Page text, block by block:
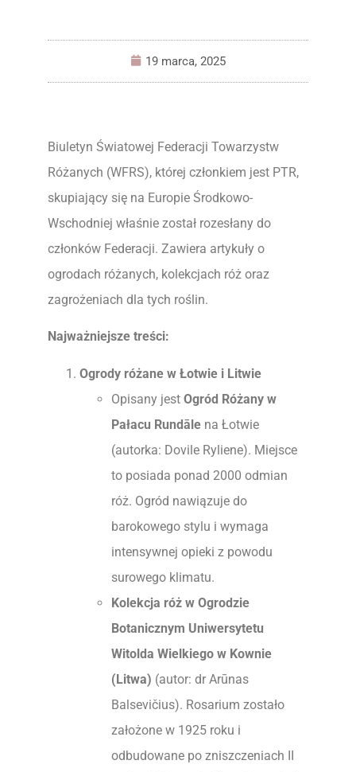
19 marca, 2025
Biuletyn Światowej Federacji Towarzystw
Różanych (WFRS), której członkiem jest PTR,
skupiający się na Europie Środkowo-
Wschodniej właśnie został rozesłany do
członków Federacji. Zawiera artykuły o
ogrodach różanych, kolekcjach róż oraz
zagrożeniach dla tych roślin.
Najważniejsze treści:
Ogrody różane w Łotwie i Litwie
Opisany jest Ogród Różany w
Pałacu Rundāle na Łotwie
(autorka: Dovile Ryliene). Miejsce
to posiada ponad 2000 odmian
róż. Ogród nawiązuje do
barokowego stylu i wymaga
intensywnej opieki z powodu
surowego klimatu.
Kolekcja róż w Ogrodzie
Botanicznym Uniwersytetu
Witolda Wielkiego w Kownie
(Litwa) (autor: dr Arūnas
Balsevičius). Rosarium zostało
założone w 1925 roku i
odbudowane po zniszczeniach II